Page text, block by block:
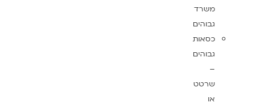
משרד
גבוהים
כסאות
גבוהים
–
שרטט
או